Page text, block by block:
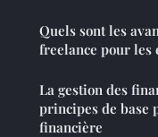
Quels sont les
freelance pour les
La gestion des
principes de base
financière